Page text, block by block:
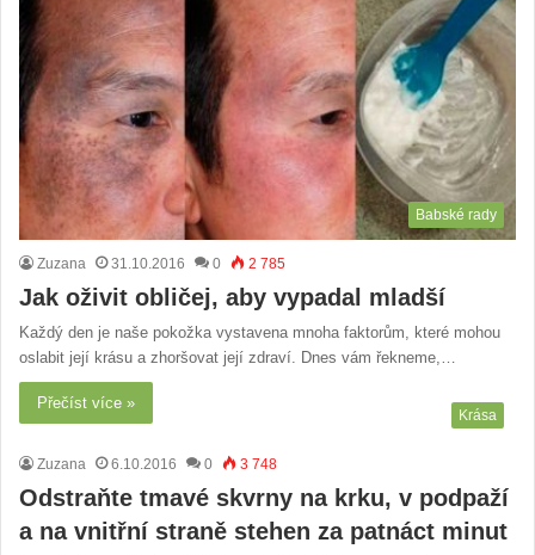
Babské rady
Zuzana 31.10.2016 0 2 785
Jak oživit obličej, aby vypadal mladší
Každý den je naše pokožka vystavena mnoha faktorům, které mohou
oslabit její krásu a zhoršovat její zdraví. Dnes vám řekneme,…
Přečíst více »
Krása
Zuzana 6.10.2016 0 3 748
Odstraňte tmavé skvrny na krku, v podpaží
a na vnitřní straně stehen za patnáct minut